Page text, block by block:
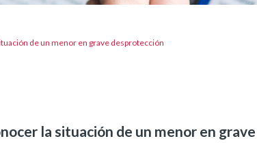
de un menor en grave desprotección
la situación de un menor en grave